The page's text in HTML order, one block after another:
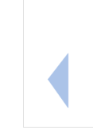
上一